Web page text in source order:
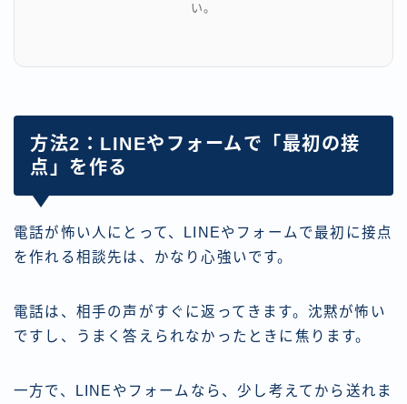
い。
方法2：LINEやフォームで「最初の接
点」を作る
電話が怖い人にとって、LINEやフォームで最初に接点
を作れる相談先は、かなり心強いです。
電話は、相手の声がすぐに返ってきます。沈黙が怖い
ですし、うまく答えられなかったときに焦ります。
一方で、LINEやフォームなら、少し考えてから送れま